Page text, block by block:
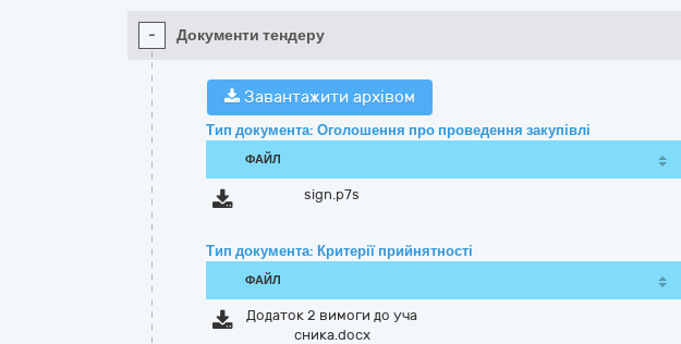
- Документи тендеру
Завантажити архівом
Тип документа: Оголошення про проведення закупівлі
ФАЙЛ
sign.p7s
Тип документа: Критерії прийнятності
ФАЙЛ
Додаток 2 вимоги до уча
сника.docx